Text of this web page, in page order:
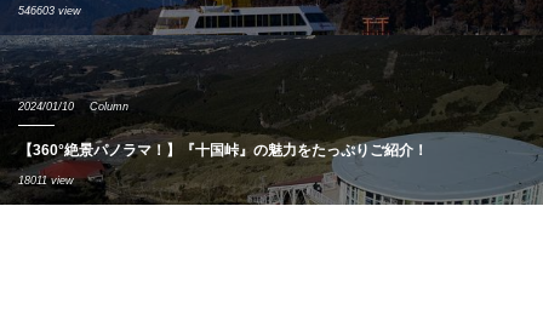
546603 view
2024/01/10 Column
【360°絶景パノラマ！】『十国峠』の魅力をたっぷりご紹介！
18011 view